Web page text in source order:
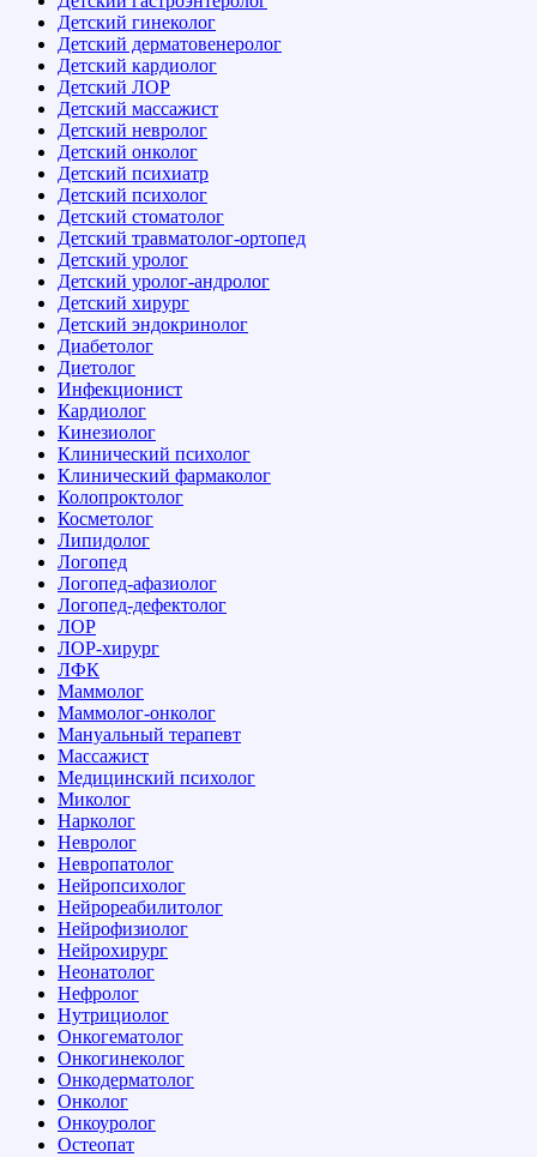
Детский гинеколог
Детский дерматовенеролог
Детский кардиолог
Детский ЛОР
Детский массажист
Детский невролог
Детский онколог
Детский психиатр
Детский психолог
Детский стоматолог
Детский травматолог-ортопед
Детский уролог
Детский уролог-андролог
Детский хирург
Детский эндокринолог
Диабетолог
Диетолог
Инфекционист
Кардиолог
Кинезиолог
Клинический психолог
Клинический фармаколог
Колопроктолог
Косметолог
Липидолог
Логопед
Логопед-афазиолог
Логопед-дефектолог
ЛОР
ЛОР-хирург
ЛФК
Маммолог
Маммолог-онколог
Мануальный терапевт
Массажист
Медицинский психолог
Миколог
Нарколог
Невролог
Невропатолог
Нейропсихолог
Нейрореабилитолог
Нейрофизиолог
Нейрохирург
Неонатолог
Нефролог
Нутрициолог
Онкогематолог
Онкогинеколог
Онкодерматолог
Онколог
Онкоуролог
Остеопат